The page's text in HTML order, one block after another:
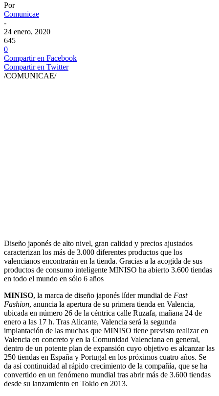
Por
Comunicae
-
24 enero, 2020
645
0
Compartir en Facebook
Compartir en Twitter
/COMUNICAE/
Diseño japonés de alto nivel, gran calidad y precios ajustados
caracterizan los más de 3.000 diferentes productos que los
valencianos encontrarán en la tienda. Gracias a la acogida de sus
productos de consumo inteligente MINISO ha abierto 3.600 tiendas
en todo el mundo en sólo 6 años
MINISO, la marca de diseño japonés líder mundial de Fast
Fashion, anuncia la apertura de su primera tienda en Valencia,
ubicada en número 26 de la céntrica calle Ruzafa, mañana 24 de
enero a las 17 h. Tras Alicante, Valencia será la segunda
implantación de las muchas que MINISO tiene previsto realizar en
Valencia en concreto y en la Comunidad Valenciana en general,
dentro de un potente plan de expansión cuyo objetivo es alcanzar las
250 tiendas en España y Portugal en los próximos cuatro años. Se
da así continuidad al rápido crecimiento de la compañía, que se ha
convertido en un fenómeno mundial tras abrir más de 3.600 tiendas
desde su lanzamiento en Tokio en 2013.